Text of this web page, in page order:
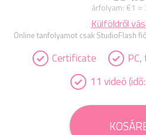
árfolyam: €1 =
Külföldről
Online tanfolyamot csak StudioFlash
Certificate
11 videó